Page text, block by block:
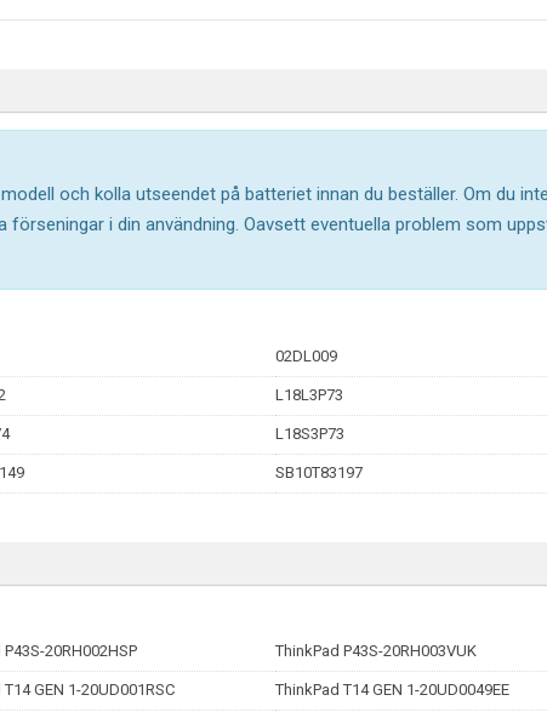
och kolla utseendet på batteriet innan du beställer. Om du
i din användning. Oavsett eventuella problem som
02DL009
L18L3P73
L18S3P73
SB10T83197
20RH002HSP ThinkPad P43S-20RH003VUK
GEN 1-20UD001RSC ThinkPad T14 GEN 1-20UD0049EE